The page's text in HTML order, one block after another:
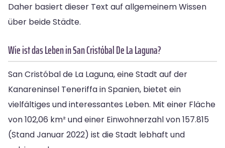
Daher basiert dieser Text auf allgemeinem Wissen
über beide Städte.
Wie ist das Leben in San Cristóbal De La Laguna?
San Cristóbal de La Laguna, eine Stadt auf der
Kanareninsel Teneriffa in Spanien, bietet ein
vielfältiges und interessantes Leben. Mit einer Fläche
von 102,06 km² und einer Einwohnerzahl von 157.815
(Stand Januar 2022) ist die Stadt lebhaft und